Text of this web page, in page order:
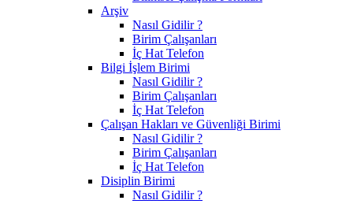
Arşiv
Nasıl Gidilir ?
Birim Çalışanları
İç Hat Telefon
Bilgi İşlem Birimi
Nasıl Gidilir ?
Birim Çalışanları
İç Hat Telefon
Çalışan Hakları ve Güvenliği Birimi
Nasıl Gidilir ?
Birim Çalışanları
İç Hat Telefon
Disiplin Birimi
Nasıl Gidilir ?